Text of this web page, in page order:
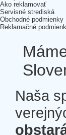
Ako reklamovať
Servisné strediská
Obchodné podmienky
Reklamačné
Naša